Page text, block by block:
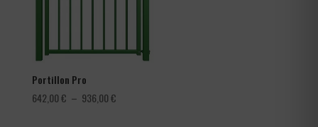
Portillon Pro
642,00€ – 936,00€Plage